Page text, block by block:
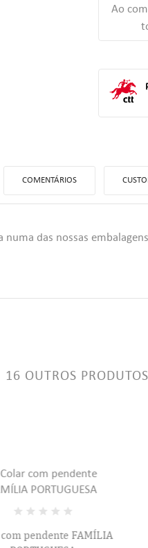
Ao
COMENTÁRIOS
das nossas
16 OUTROS
com pendente em